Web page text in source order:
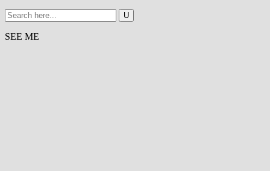
SEE ME